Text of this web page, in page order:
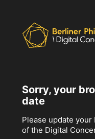
Sorry, your
date
Please update
of the Digital